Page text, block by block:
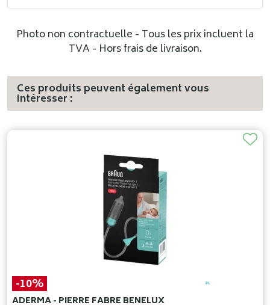
Photo non contractuelle - Tous les prix incluent la
TVA - Hors frais de livraison.
Ces produits peuvent également vous
intéresser :
-10%
ADERMA - PIERRE FABRE BENELUX